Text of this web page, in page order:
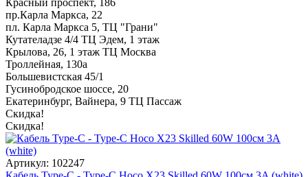
пр.Карла Маркса, 22
пл. Карла Маркса 5, ТЦ "Грани"
Кутателадзе 4/4 ТЦ Эдем, 1 этаж
Крылова, 26, 1 этаж ТЦ Москва
Троллейная, 130а
Большевистская 45/1
Гусинобродское шоссе, 20
Екатеринбург, Вайнера, 9 ТЦ Пассаж
Скидка!
Скидка!
Артикул: 102247